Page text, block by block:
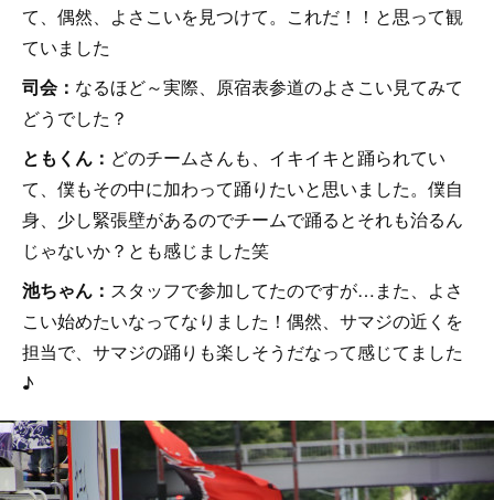
て、偶然、よさこいを見つけて。これだ！！と思って観
ていました
司会： なるほど～実際、原宿表参道のよさこい見てみて
どうでした？
ともくん： どのチームさんも、イキイキと踊られてい
て、僕もその中に加わって踊りたいと思いました。僕自
身、少し緊張壁があるのでチームで踊るとそれも治るん
じゃないか？とも感じました笑
池ちゃん： スタッフで参加してたのですが…また、よさ
こい始めたいなってなりました！偶然、サマジの近くを
担当で、サマジの踊りも楽しそうだなって感じてました
♪